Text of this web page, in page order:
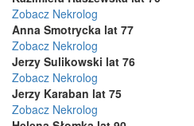
Zobacz Nekrolog
Anna Smotrycka lat 77
Zobacz Nekrolog
Jerzy Sulikowski lat 76
Zobacz Nekrolog
Jerzy Karaban lat 75
Zobacz Nekrolog